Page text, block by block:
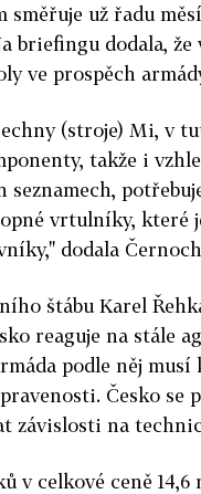
směřuje už řadu
briefingu dodala,
ve prospěch
(stroje) Mi, v
takže i
seznamech,
vrtulníky, které
dodala
štábu Karel
reaguje na stále
podle něj
Česko se
závislosti na
v celkové ceně